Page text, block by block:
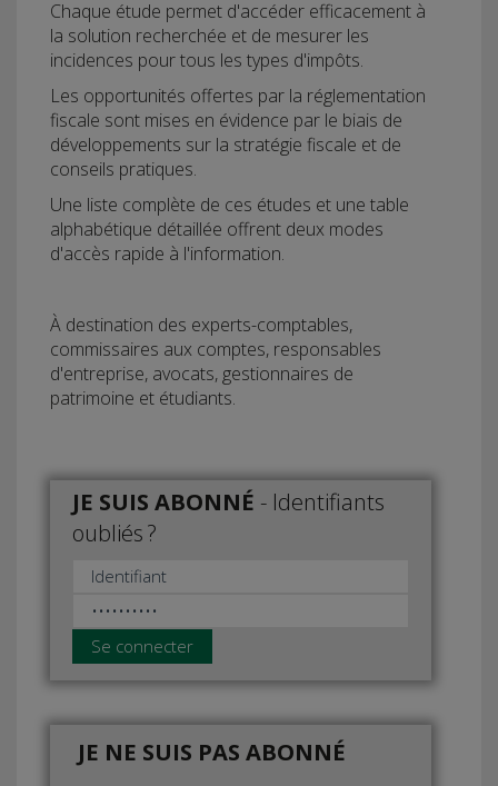
Chaque étude permet d'accéder efficacement à
la solution recherchée et de mesurer les
incidences pour tous les types d'impôts.
Les opportunités offertes par la réglementation
fiscale sont mises en évidence par le biais de
développements sur la stratégie fiscale et de
conseils pratiques.
Une liste complète de ces études et une table
alphabétique détaillée offrent deux modes
d'accès rapide à l'information.
À destination des experts-comptables,
commissaires aux comptes, responsables
d'entreprise, avocats, gestionnaires de
patrimoine et étudiants.
JE SUIS ABONNÉ - Identifiants
oubliés ?
Se connecter
JE NE SUIS PAS ABONNÉ